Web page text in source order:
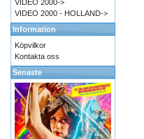
VIDEO 2000->
VIDEO 2000 - HOLLAND->
Information
Köpvilkor
Kontakta oss
Senaste